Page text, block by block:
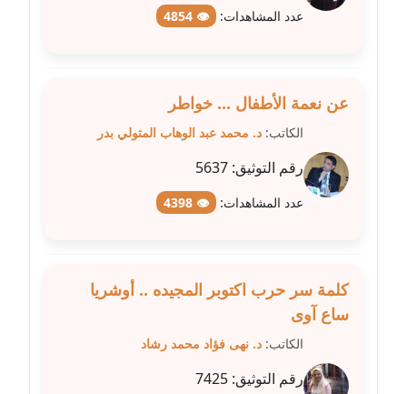
مدونة عماد مصباح
عاملة
مدونة عمرو عاطف
عاملة
مدونة غادة سيد
مدونة غازي جابر
عدد المشاهدات: 👁 4854
عن نعمة الأطفال ... خواطر
الكاتب: د. محمد عبد الوهاب المتولي بدر
رقم التوثيق: 5637
عدد المشاهدات: 👁 4398
كلمة سر حرب اكتوبر المجيده .. أوشريا
ساع آوى
الكاتب: د. نهى فؤاد محمد رشاد
رقم التوثيق: 7425